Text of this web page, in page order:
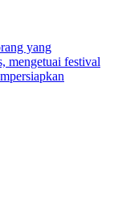
yang
mengetuai festival